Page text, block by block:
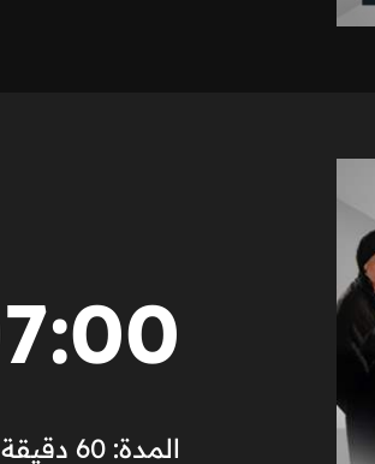
المدة: 60 دقيقة